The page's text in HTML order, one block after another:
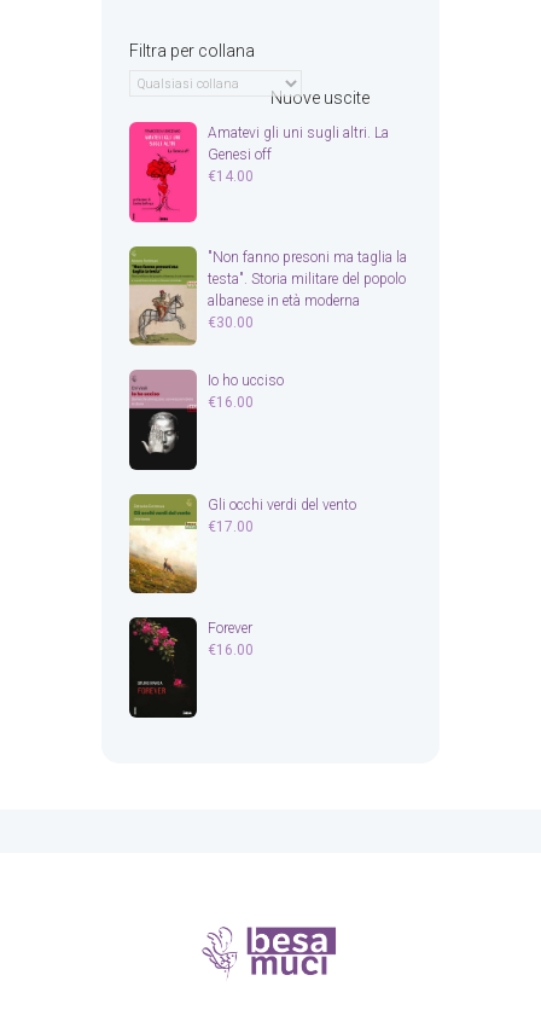
Filtra per collana
Nuove uscite
Amatevi gli uni sugli altri. La
Genesi off
€14.00
"Non fanno presoni ma taglia la
testa". Storia militare del popolo
albanese in età moderna
€30.00
Io ho ucciso
€16.00
Gli occhi verdi del vento
€17.00
Forever
€16.00